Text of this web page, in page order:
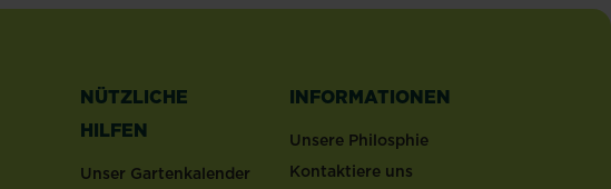
NÜTZLICHE
HILFEN
Unser Gartenkalender
INFORMATIONEN
Unsere Philosphie
Kontaktiere uns